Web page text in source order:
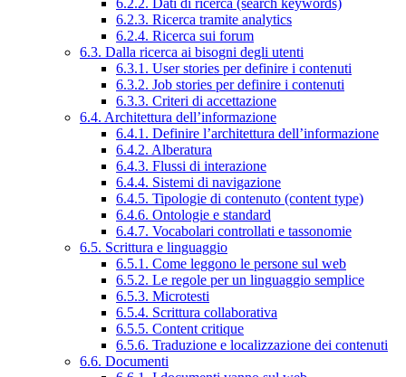
6.2.2. Dati di ricerca (search keywords)
6.2.3. Ricerca tramite analytics
6.2.4. Ricerca sui forum
6.3. Dalla ricerca ai bisogni degli utenti
6.3.1. User stories per definire i contenuti
6.3.2. Job stories per definire i contenuti
6.3.3. Criteri di accettazione
6.4. Architettura dell’informazione
6.4.1. Definire l’architettura dell’informazione
6.4.2. Alberatura
6.4.3. Flussi di interazione
6.4.4. Sistemi di navigazione
6.4.5. Tipologie di contenuto (content type)
6.4.6. Ontologie e standard
6.4.7. Vocabolari controllati e tassonomie
6.5. Scrittura e linguaggio
6.5.1. Come leggono le persone sul web
6.5.2. Le regole per un linguaggio semplice
6.5.3. Microtesti
6.5.4. Scrittura collaborativa
6.5.5. Content critique
6.5.6. Traduzione e localizzazione dei contenuti
6.6. Documenti